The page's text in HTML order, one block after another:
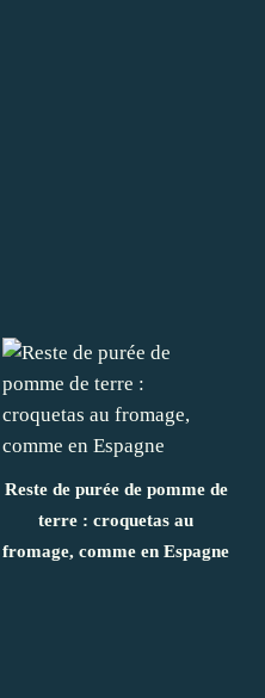
Reste de purée de pomme de
terre : croquetas au
fromage, comme en Espagne